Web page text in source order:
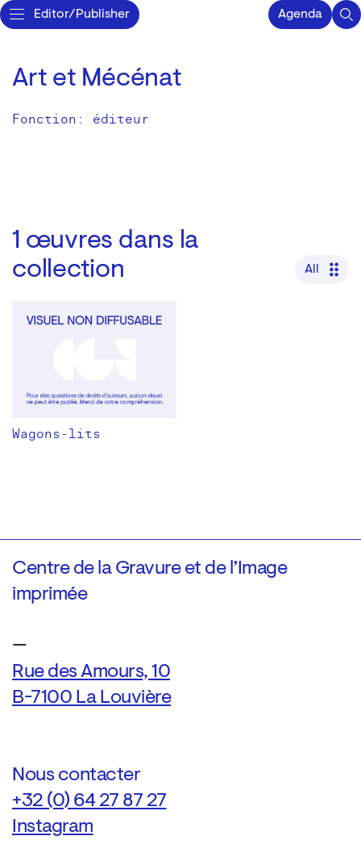
Editor/Publisher Agenda
Art et Mécénat
Fonction: éditeur
1 œuvres dans la
collection
All
Wagons-lits
Centre de la Gravure et de l’Image
imprimée
—
Rue des Amours, 10
B-7100 La Louvière
Nous contacter
+32 (0) 64 27 87 27
Instagram